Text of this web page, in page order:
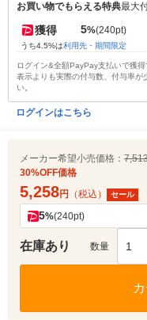
お買い物でもらえる特典最大
獲得 5%(240pt)
うち4.5%は利用先・期間限定
ログイン&全額PayPay支払いで獲
表示よりも実際の付与数、付与率が
い。
ログインはこちら
メーカー希望小売価格：
30%OFF価格
5,258円 （税込） セール
5%(240pt)
在庫あり 数量 1